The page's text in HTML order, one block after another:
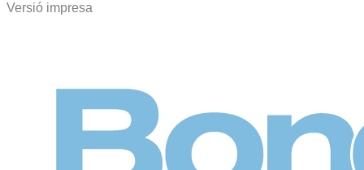
Versió impresa